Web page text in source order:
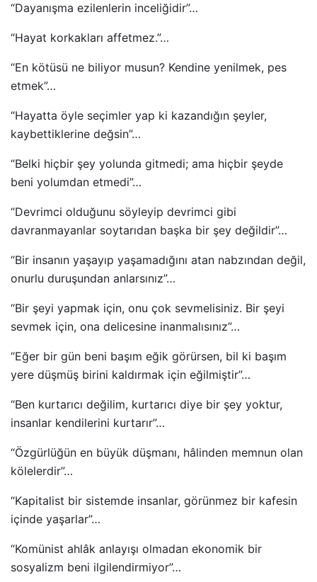
“Dayanışma ezilenlerin inceliğidir”…
“Hayat korkakları affetmez.”…
“En kötüsü ne biliyor musun? Kendine yenilmek, pes
etmek”…
“Hayatta öyle seçimler yap ki kazandığın şeyler,
kaybettiklerine değsin”…
“Belki hiçbir şey yolunda gitmedi; ama hiçbir şeyde
beni yolumdan etmedi”…
“Devrimci olduğunu söyleyip devrimci gibi
davranmayanlar soytarıdan başka bir şey değildir”…
“Bir insanın yaşayıp yaşamadığını atan nabzından değil,
onurlu duruşundan anlarsınız”…
“Bir şeyi yapmak için, onu çok sevmelisiniz. Bir şeyi
sevmek için, ona delicesine inanmalısınız”…
“Eğer bir gün beni başım eğik görürsen, bil ki başım
yere düşmüş birini kaldırmak için eğilmiştir”…
“Ben kurtarıcı değilim, kurtarıcı diye bir şey yoktur,
insanlar kendilerini kurtarır”…
“Özgürlüğün en büyük düşmanı, hâlinden memnun olan
kölelerdir”…
“Kapitalist bir sistemde insanlar, görünmez bir kafesin
içinde yaşarlar”…
“Komünist ahlâk anlayışı olmadan ekonomik bir
sosyalizm beni ilgilendirmiyor”…